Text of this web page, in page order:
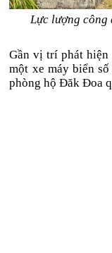
Lực lượng công
Gần vị trí phát hiện
một xe máy biển
phòng hộ Đăk Đoa